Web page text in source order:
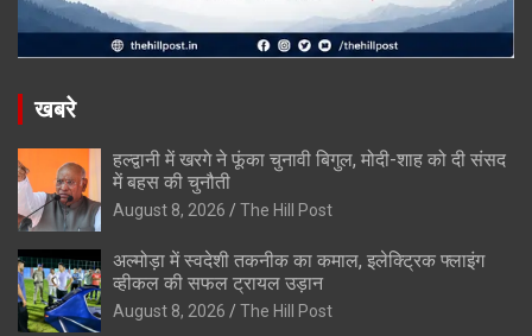
खबरे
हल्द्वानी में खरगे ने फूंका चुनावी बिगुल, मोदी-शाह को दी संसद
में बहस की चुनौती
August 8, 2026 The Hill Post
अल्मोड़ा में स्वदेशी तकनीक का कमाल, इलेक्ट्रिक फ्लाइंग
व्हीकल की सफल ट्रायल उड़ान
August 8, 2026 The Hill Post